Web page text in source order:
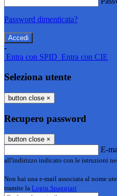
Password dimenticata?
-
Entra con SPID Entra con CIE
Seleziona utente
button close ×
Recupero password
button close ×
E-
all'indirizzo indicato con le istruzioni
Non hai una e-mail associata al nome
tramite la Login Spaggiari